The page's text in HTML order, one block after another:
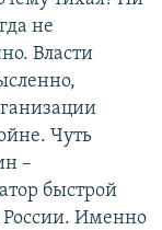
не
Власти
Чуть
–
быстрой
России. Именно